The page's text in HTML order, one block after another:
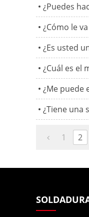
¿Puedes
¿Cómo le
¿Es usted
¿Cuál es el
¿Me puede
¿Tiene una
1 2